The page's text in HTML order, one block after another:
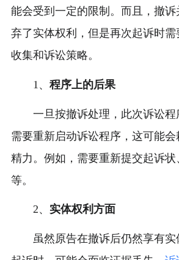
能会受到一定的限制。而且，撤
弃了实体权利，但是再次起诉时
收集和诉讼策略。
1、 程序上的后果
一旦按撤诉处理，此次诉讼
需要重新启动诉讼程序，这可能
精力。例如，需要重新提交起诉状
等。
2、 实体权利方面
虽然原告在撤诉后仍然享有